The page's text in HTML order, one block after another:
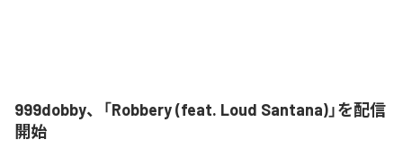
999dobby、「Robbery (feat. Loud Santana)」を配信
開始